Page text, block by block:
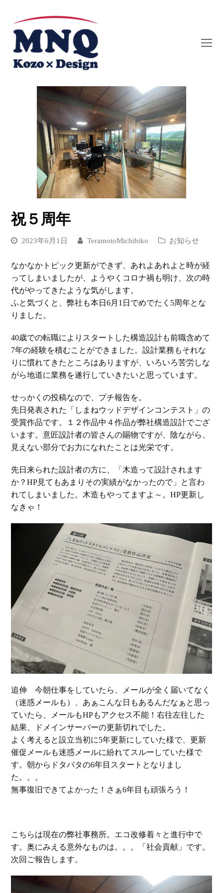
祝５周年
2023年6月1日 TeramotoMichihiko お知らせ
なかなかトピック更新ができず、あれよあれよと時が経
ってしまいましたが、ようやくコロナ禍も明け、次の時
代がやってきたような気がします。
ふと気づくと、弊社も本日6月1日でめでたく5周年とな
りました。
40歳での転職によりスタートした構造設計も前職含めて
7年の経験を積むことができました。設計業務もそれな
りに慣れてきたところはありますが、いろいろ苦労しな
がら地道に業務を遂行していきたいと思っています。
せっかくの投稿なので、プチ報告を。
先日発表された「しまねウッドデザインコンテスト」の
受賞作品です。１２作品中４作品が弊社構造設計でござ
います。意匠設計者の皆さんの賜物ですが、陰ながら、
見えない部分でお力になれたことは光栄です。
先日来られた設計者の方に、「木造って設計されます
か？HP見てもあまりその実績がなかったので」と言わ
れてしまいました。木造もやってますよ～。HP更新し
なきゃ！
追伸 今朝仕事をしていたら、メールが全く届いてなく
（迷惑メールも）、あぁこんな日もあるんだなぁと思っ
ていたら、メールもHPもアクセス不能！右往左往した
結果、ドメインサーバーの更新切れでした。
よく考えると設立当初に5年更新にしていた様で、更新
催促メールも迷惑メールに紛れてスルーしていた様で
す。朝からドタバタの6年目スタートとなりまし
た。。。
無事復旧できてよかった！さぁ6年目も頑張ろう！
こちらは現在の弊社事務所。エコ改修着々と進行中で
す。奥にみえる意外なものは。。。「社会貢献」です。
次回ご報告します。